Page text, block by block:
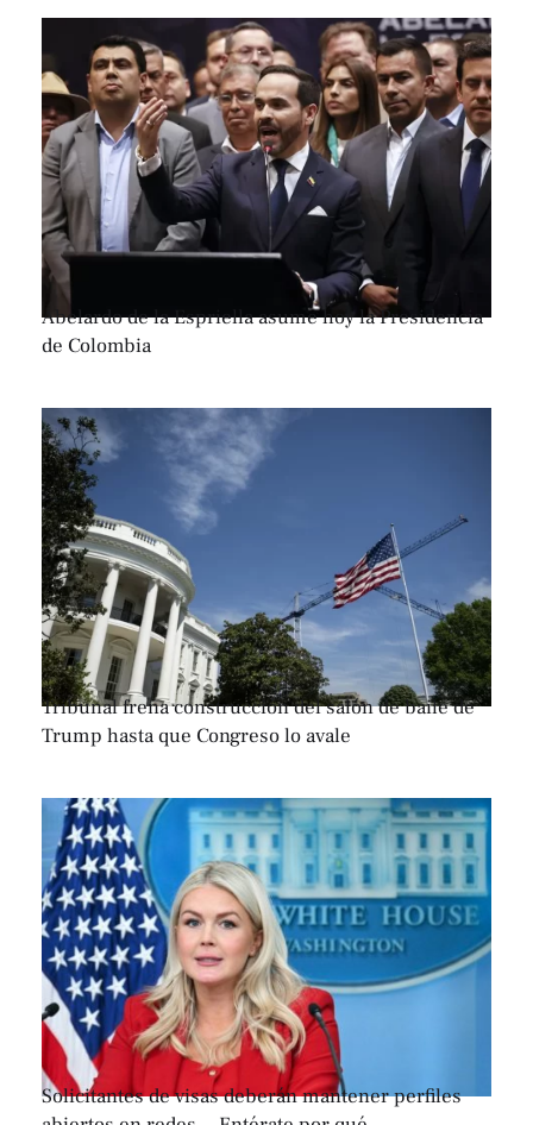
Abelardo de la Espriella asume hoy la Presidencia
de Colombia
Tribunal frena construcción del salón de baile de
Trump hasta que Congreso lo avale
Solicitantes de visas deberán mantener perfiles